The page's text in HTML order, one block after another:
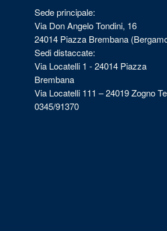
Sede principale:
Via Don Angelo Tondini, 16
24014 Piazza Brembana
Sedi distaccate:
Via Locatelli 1 - 24014 Piazza
Brembana
Via Locatelli 111 – 24019 Zogno
0345/91370